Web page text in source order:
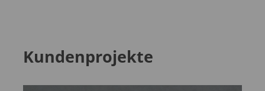
Kundenprojekte